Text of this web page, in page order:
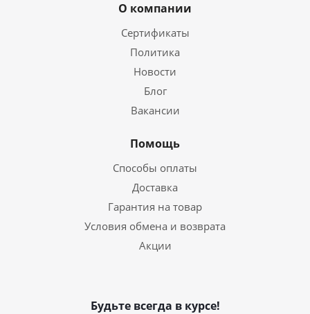
О компании
Сертификаты
Политика
Новости
Блог
Вакансии
Помощь
Способы оплаты
Доставка
Гарантия на товар
Условия обмена и возврата
Акции
Будьте всегда в курсе!